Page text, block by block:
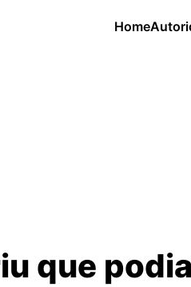
Home
que podia